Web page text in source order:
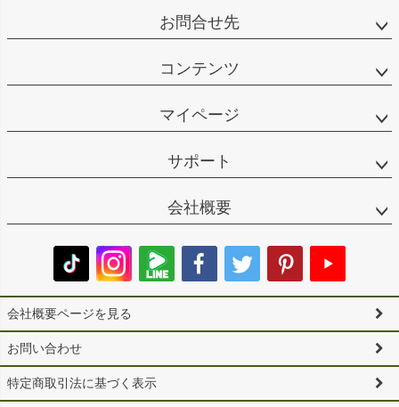
お問合せ先
コンテンツ
マイページ
サポート
会社概要
会社概要ページを見る
お問い合わせ
特定商取引法に基づく表示